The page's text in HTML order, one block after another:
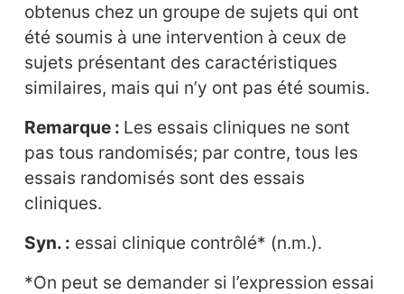
obtenus chez un groupe de sujets qui ont
été soumis à une intervention à ceux de
sujets présentant des caractéristiques
similaires, mais qui n’y ont pas été soumis.
Remarque : Les essais cliniques ne sont
pas tous randomisés; par contre, tous les
essais randomisés sont des essais
cliniques.
Syn. : essai clinique contrôlé* (n.m.).
*On peut se demander si l’expression essai